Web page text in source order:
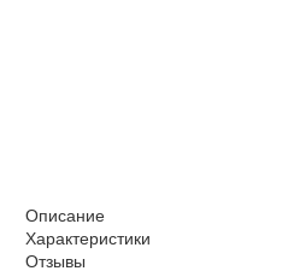
Описание
Характеристики
Отзывы